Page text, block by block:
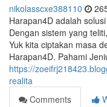
nikolasscxe388110
Harapan4D adalah
Dengan sistem yang
Yuk kita ciptakan masa
Harapan4D. Pahami
https://
realita
Comments